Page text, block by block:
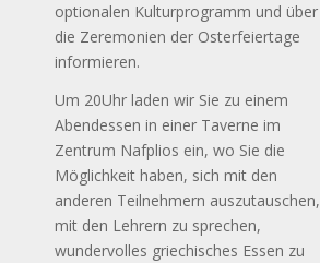
optionalen Kulturprogramm und über
die Zeremonien der Osterfeiertage
informieren.
Um 20Uhr laden wir Sie zu einem
Abendessen in einer Taverne im
Zentrum Nafplios ein, wo Sie die
Möglichkeit haben, sich mit den
anderen Teilnehmern auszutauschen,
mit den Lehrern zu sprechen,
wundervolles griechisches Essen zu